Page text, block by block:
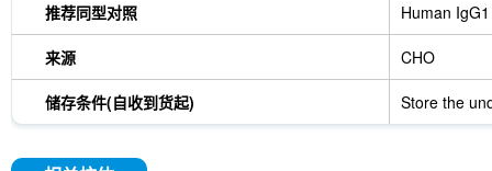
推荐同型对照 Human IgG1
来源 CHO
储存条件(自收到货起) Store the